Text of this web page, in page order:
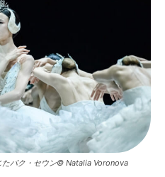
たパク・セウン© Natalia Voronova